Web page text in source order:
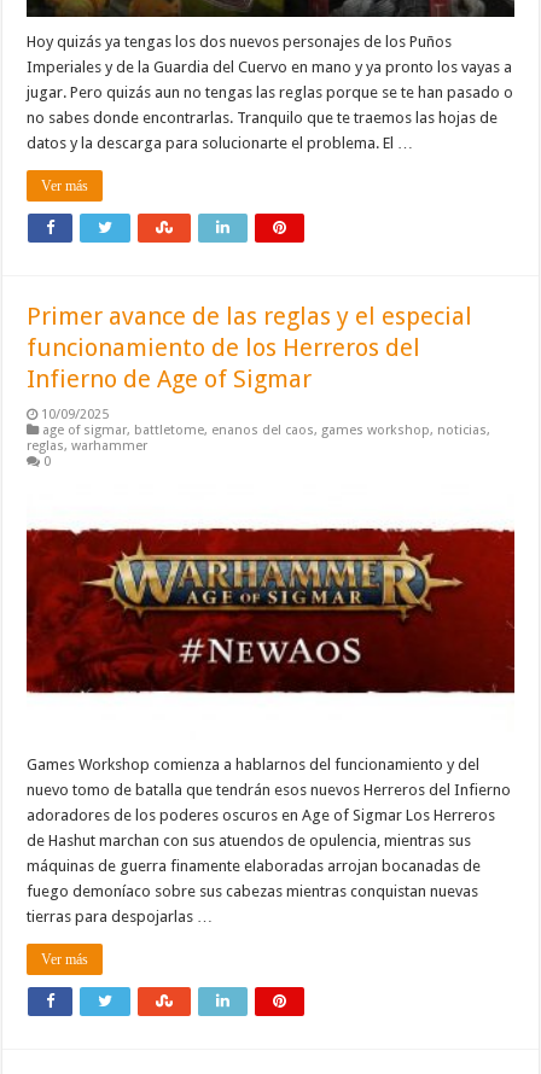
Hoy quizás ya tengas los dos nuevos personajes de los Puños
Imperiales y de la Guardia del Cuervo en mano y ya pronto los vayas a
jugar. Pero quizás aun no tengas las reglas porque se te han pasado o
no sabes donde encontrarlas. Tranquilo que te traemos las hojas de
datos y la descarga para solucionarte el problema. El …
Ver más
Primer avance de las reglas y el especial
funcionamiento de los Herreros del
Infierno de Age of Sigmar
10/09/2025
age of sigmar, battletome, enanos del caos, games workshop, noticias,
reglas,warhammer
0
Games Workshop comienza a hablarnos del funcionamiento y del
nuevo tomo de batalla que tendrán esos nuevos Herreros del Infierno
adoradores de los poderes oscuros en Age of Sigmar Los Herreros
de Hashut marchan con sus atuendos de opulencia, mientras sus
máquinas de guerra finamente elaboradas arrojan bocanadas de
fuego demoníaco sobre sus cabezas mientras conquistan nuevas
tierras para despojarlas …
Ver más